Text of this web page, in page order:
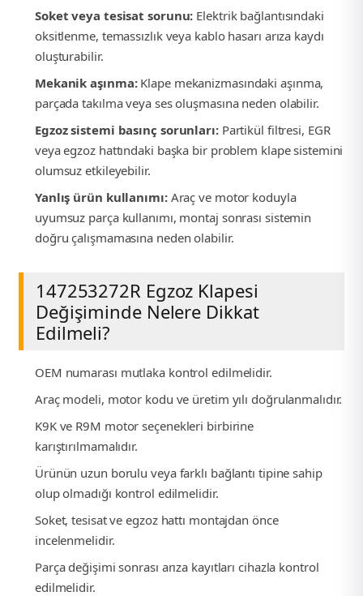
Soket veya tesisat sorunu: Elektrik bağlantısındaki
oksitlenme, temassızlık veya kablo hasarı arıza kaydı
oluşturabilir.
Mekanik aşınma:Klape mekanizmasındaki aşınma,
parçada takılma veya ses oluşmasına neden olabilir.
Egzoz sistemi basınç sorunları:Partikül filtresi, EGR
veya egzoz hattındaki başka bir problem klape sistemini
olumsuz etkileyebilir.
Yanlış ürün kullanımı:Araç ve motor koduyla
uyumsuz parça kullanımı, montaj sonrası sistemin
doğru çalışmamasına neden olabilir.
147253272R Egzoz Klapesi
Değişiminde Nelere Dikkat
Edilmeli?
OEM numarası mutlaka kontrol edilmelidir.
Araç modeli, motor kodu ve üretim yılı doğrulanmalıdır.
K9K ve R9M motor seçenekleri birbirine
karıştırılmamalıdır.
Ürünün uzun borulu veya farklı bağlantı tipine sahip
olup olmadığı kontrol edilmelidir.
Soket, tesisat ve egzoz hattı montajdan önce
incelenmelidir.
Parça değişimi sonrası arıza kayıtları cihazla kontrol
edilmelidir.